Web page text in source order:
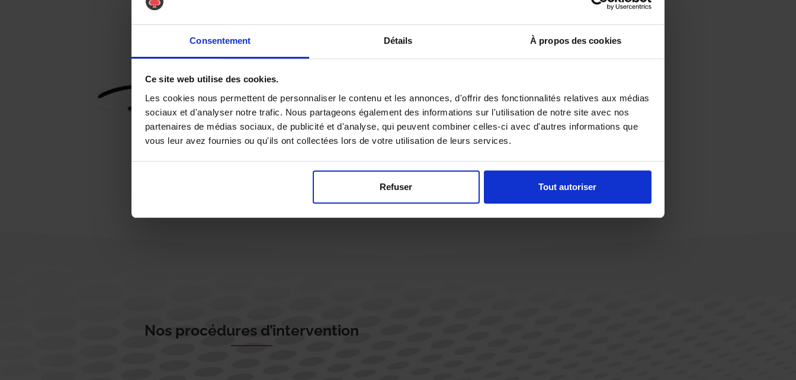
Consentement Détails À propos des cookies
Ce site web utilise des cookies.
Les cookies nous permettent de personnaliser le contenu et les annonces, d'offrir des fonctionnalités relatives aux médias
sociaux et d'analyser notre trafic. Nous partageons également des informations sur l'utilisation de notre site avec nos
partenaires de médias sociaux, de publicité et d'analyse, qui peuvent combiner celles-ci avec d'autres informations que
vous leur avez fournies ou qu'ils ont collectées lors de votre utilisation de leurs services.
Refuser Tout autoriser
Une urgence ?
Vous souhaitez être
Nos procédures d’intervention